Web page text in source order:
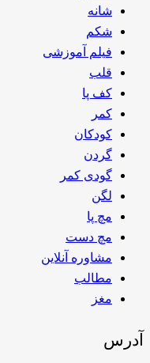
شانه
شکم
فیلم آموزشی
قلب
کف پا
کمر
کودکان
گردن
گودی کمر
لگن
مچ پا
مچ دست
مشاوره آنلاین
مطالب
مغز
آدرس